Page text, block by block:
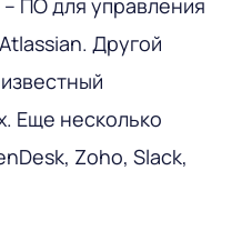
ПО для управления
Другой
Еще несколько
Zoho, Slack,